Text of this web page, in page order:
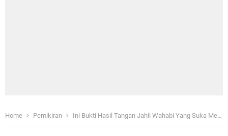
Home Pemikiran Ini Bukti Hasil Tangan Jahil Wahabi Yang Suka Meneriakkan Kata Fitnah Kepada Aswaja Padahal Mereka Adalah Pelaku Fitnah Yang Nyata